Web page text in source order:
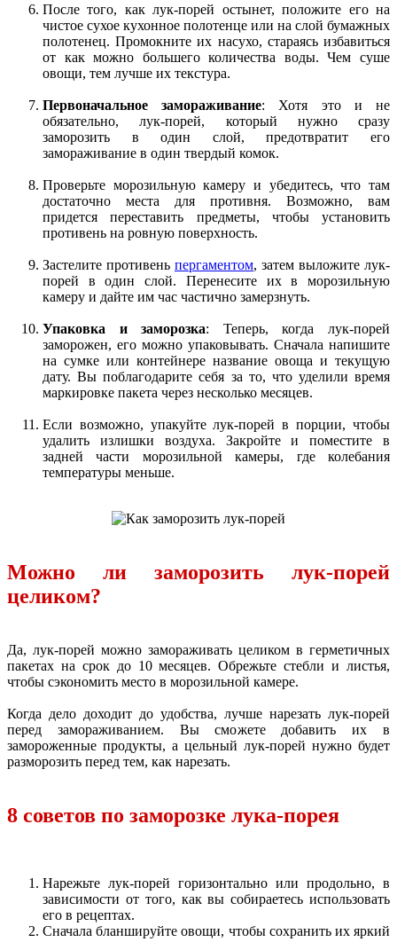
После того, как лук-порей остынет, положите его на
чистое сухое кухонное полотенце или на слой бумажных
полотенец. Промокните их насухо, стараясь избавиться
от как можно большего количества воды. Чем суше
овощи, тем лучше их текстура.
Первоначальное замораживание: Хотя это и не
обязательно, лук-порей, который нужно сразу
заморозить в один слой, предотвратит его
замораживание в один твердый комок.
Проверьте морозильную камеру и убедитесь, что там
достаточно места для противня. Возможно, вам
придется переставить предметы, чтобы установить
противень на ровную поверхность.
Застелите противень пергаментом, затем выложите лук-
порей в один слой. Перенесите их в морозильную
камеру и дайте им час частично замерзнуть.
Упаковка и заморозка: Теперь, когда лук-порей
заморожен, его можно упаковывать. Сначала напишите
на сумке или контейнере название овоща и текущую
дату. Вы поблагодарите себя за то, что уделили время
маркировке пакета через несколько месяцев.
Если возможно, упакуйте лук-порей в порции, чтобы
удалить излишки воздуха. Закройте и поместите в
задней части морозильной камеры, где колебания
температуры меньше.
Можно ли заморозить лук-порей
целиком?
Да, лук-порей можно замораживать целиком в герметичных
пакетах на срок до 10 месяцев. Обрежьте стебли и листья,
чтобы сэкономить место в морозильной камере.
Когда дело доходит до удобства, лучше нарезать лук-порей
перед замораживанием. Вы сможете добавить их в
замороженные продукты, а цельный лук-порей нужно будет
разморозить перед тем, как нарезать.
8 советов по заморозке лука-порея
Нарежьте лук-порей горизонтально или продольно, в
зависимости от того, как вы собираетесь использовать
его в рецептах.
Сначала бланшируйте овощи, чтобы сохранить их яркий